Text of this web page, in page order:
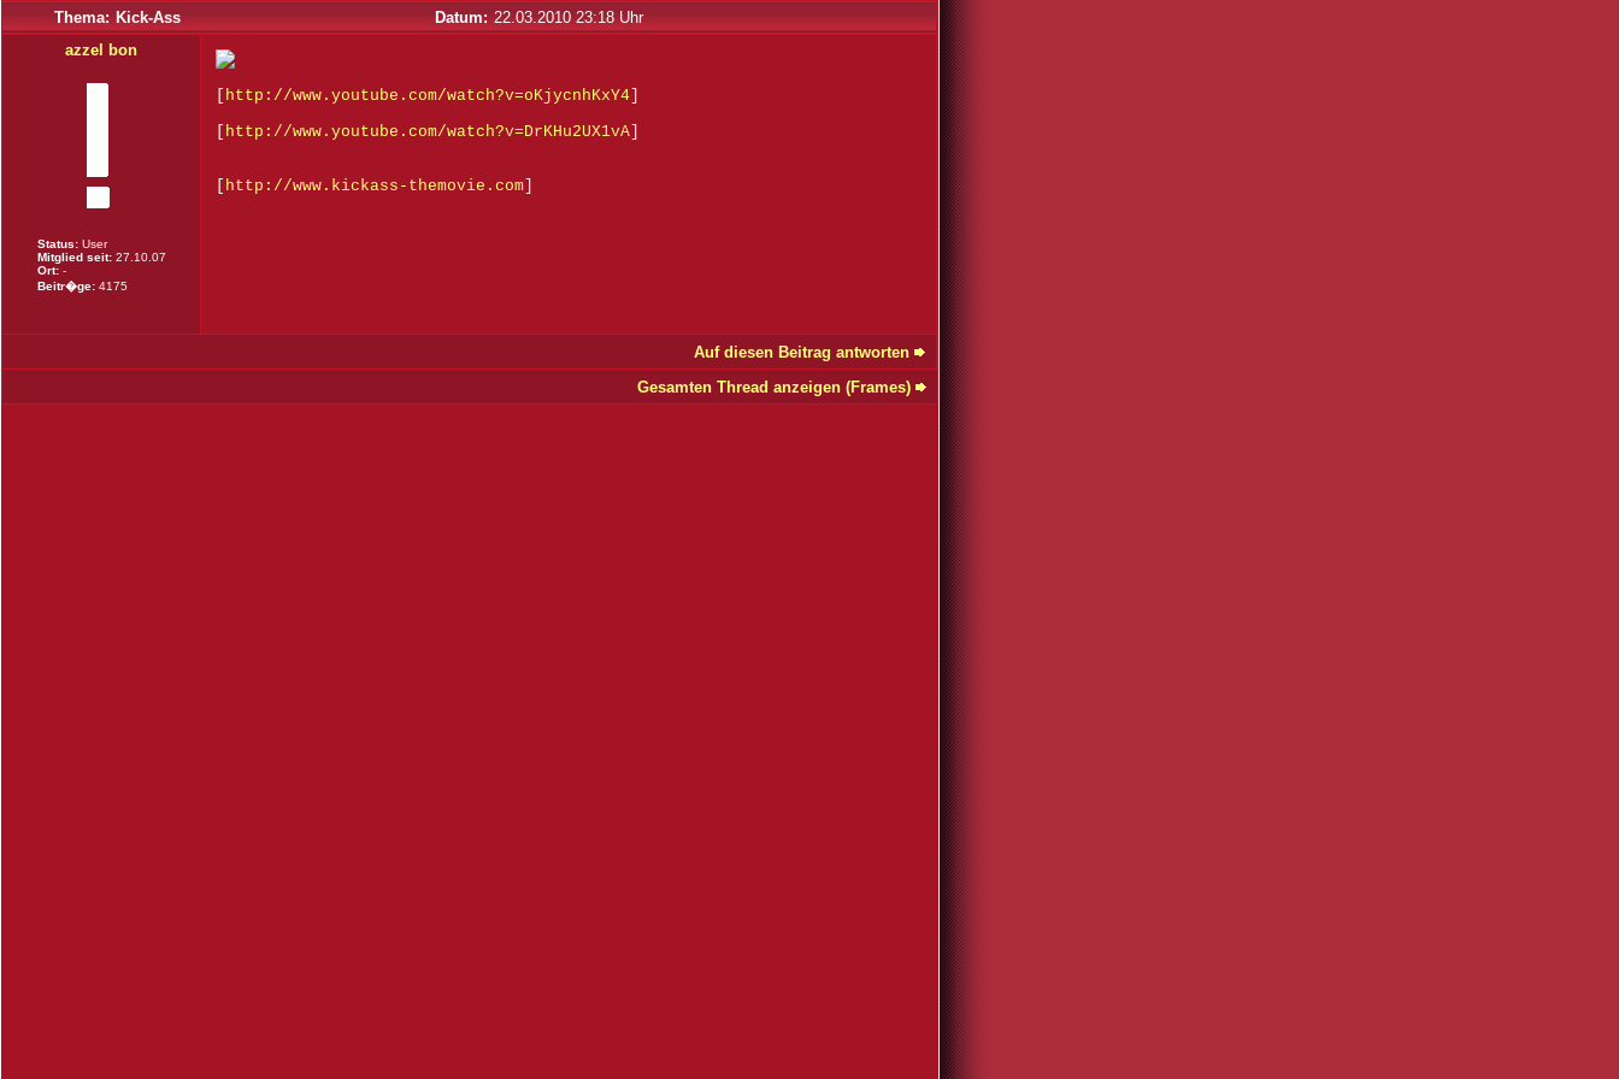
Thema: Kick-Ass Datum: 22.03.2010 23:18 Uhr
azzel bon
Status: User
Mitglied seit: 27.10.07
Ort: -
Beitr�ge: 4175
http://www.youtube.com/watch?v=oKjycnhKxY4
http://www.youtube.com/watch?v=DrKHu2UX1vA
http://www.kickass-themovie.com
Auf diesen Beitrag antworten
Gesamten Thread anzeigen (Frames)